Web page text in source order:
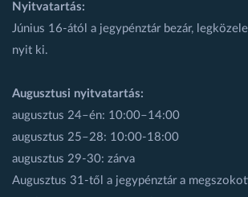
Nyitvatartás:
Június 16-ától a jegypénztár bezár,
nyit ki.
Augusztusi nyitvatartás:
augusztus 24–én: 10:00–14:00
augusztus 25–28: 10:00-18:00
augusztus 29-30: zárva
Augusztus 31-től a jegypénztár a